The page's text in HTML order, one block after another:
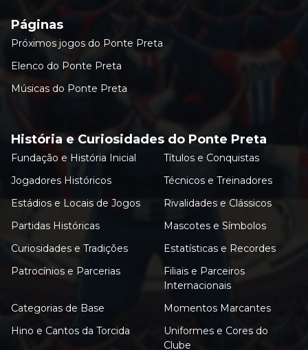
Páginas
Próximos jogos do Ponte Preta
Elenco do Ponte Preta
Músicas do Ponte Preta
História e Curiosidades do Ponte Preta
Fundação e História Inicial
Títulos e Conquistas
Jogadores Históricos
Técnicos e Treinadores
Estádios e Locais de Jogos
Rivalidades e Clássicos
Partidas Históricas
Mascotes e Símbolos
Curiosidades e Tradições
Estatísticas e Recordes
Patrocínios e Parcerias
Filiais e Parceiros
Internacionais
Categorias de Base
Momentos Marcantes
Hino e Cantos da Torcida
Uniformes e Cores do
Clube